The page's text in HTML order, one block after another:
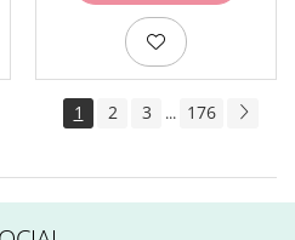
1 2 3 ... 176